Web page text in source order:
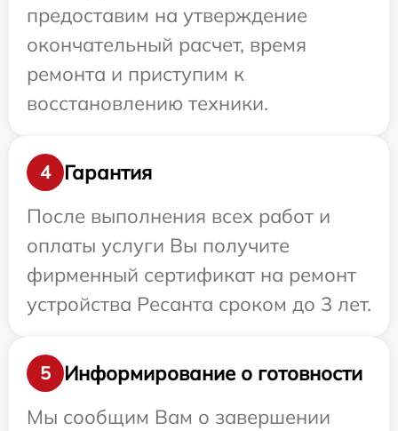
предоставим на утверждение
окончательный расчет, время
ремонта и приступим к
восстановлению техники.
4
Гарантия
После выполнения всех работ и
оплаты услуги Вы получите
фирменный сертификат на ремонт
устройства Ресанта сроком до 3 лет.
5
Информирование о готовности
Мы сообщим Вам о завершении